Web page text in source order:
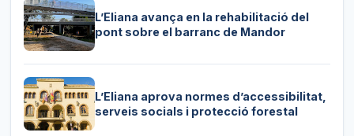
L’Eliana avança en la rehabilitació del
pont sobre el barranc de Mandor
L’Eliana aprova normes d’accessibilitat,
serveis socials i protecció forestal